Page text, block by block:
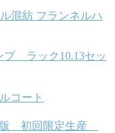
混紡 フランネルハ
ラック10.13セッ
コート
版 初回限定生産